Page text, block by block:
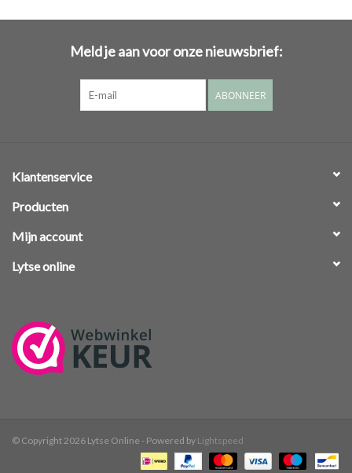
Meld je aan voor onze nieuwsbrief:
ABONNEER
Klantenservice
Producten
Mijn account
Lytse online
© Copyright 2026 Lytse Online - Powered by Lightspeed